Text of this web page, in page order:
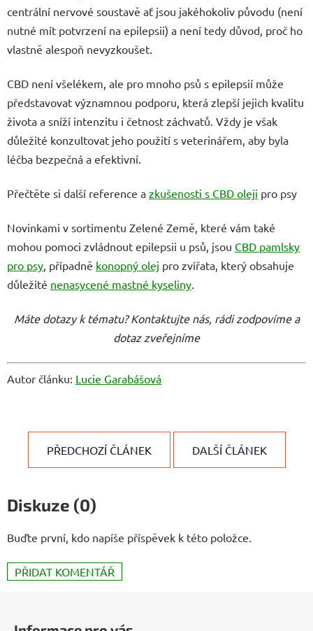
centrální nervové soustavě ať jsou jakéhokoliv původu (není
nutné mít potvrzení na epilepsii) a není tedy důvod, proč ho
vlastně alespoň nevyzkoušet.
CBD není všelékem, ale pro mnoho psů s epilepsií může
představovat významnou podporu, která zlepší jejich kvalitu
života a sníží intenzitu i četnost záchvatů. Vždy je však
důležité konzultovat jeho použití s veterinářem, aby byla
léčba bezpečná a efektivní.
Přečtěte si další reference a zkušenosti s CBD oleji pro psy
Novinkami v sortimentu Zelené Země, které vám také
mohou pomoci zvládnout epilepsii u psů, jsou CBD pamlsky
pro psy , případně konopný olej pro zvířata, který obsahuje
důležité nenasycené mastné kyseliny
Máte dotazy k tématu? Kontaktujte nás, rádi zodpovíme a
dotaz zveřejníme
Autor článku: Lucie Garabášová
PŘEDCHOZÍ ČLÁNEK DALŠÍ ČLÁNEK
Diskuze (0)
Buďte první, kdo napíše příspěvek k této položce.
PŘIDAT KOMENTÁŘ